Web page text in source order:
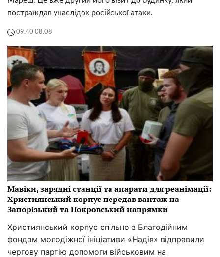
постраждав унаслідок російської атаки.
09:40 08.08
Мавіки, зарядні станції та апарати для реанімації:
Християнський корпус передав вантаж на
Запорізький та Покровський напрямки
Християнський корпус спільно з Благодійним
фондом молодіжної ініціативи «Надія» відправили
чергову партію допомоги військовим на